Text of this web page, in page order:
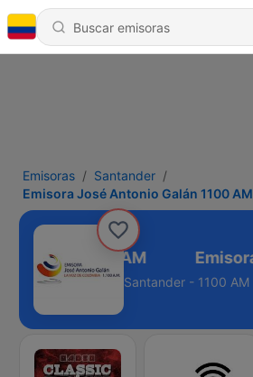
Emisoras
Santander
Emisora José Antonio Galán 1100 AM
Galán 1100 AM
Santander - 1100 AM